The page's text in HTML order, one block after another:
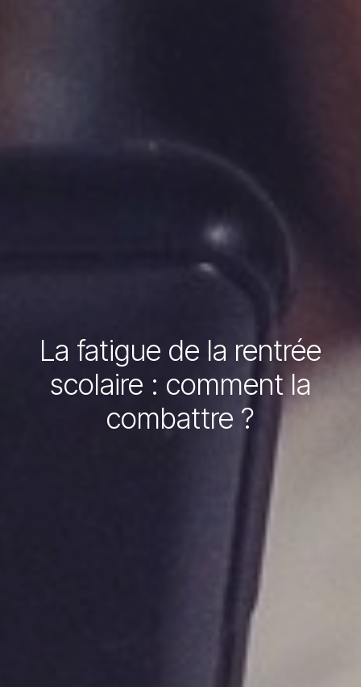
La fatigue de la rentrée
scolaire : comment la
combattre ?